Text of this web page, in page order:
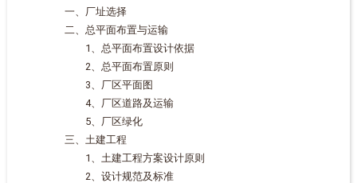
一、厂址选择
二、总平面布置与运输
1、总平面布置设计依据
2、总平面布置原则
3、厂区平面图
4、厂区道路及运输
5、厂区绿化
三、土建工程
1、土建工程方案设计原则
2、设计规范及标准